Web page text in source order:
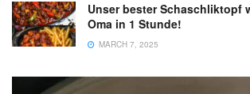
Unser bester Schaschliktopf
Oma in 1 Stunde!
MARCH 7, 2025